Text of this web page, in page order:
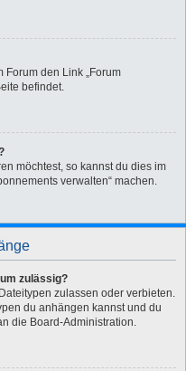
Forum den Link „Forum
befindet.
möchtest, so kannst du dies im
verwalten“ machen.
zulässig?
zulassen oder verbieten.
du anhängen kannst und du
die Board-Administration.